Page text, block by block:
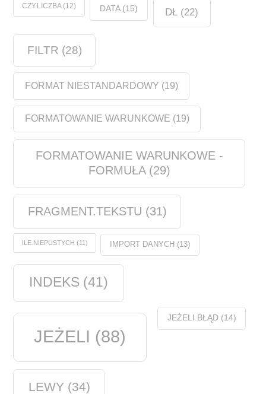
CZY.LICZBA(12) DATA(15) DŁ (22)
FILTR (28)
FORMAT NIESTANDARDOWY (19)
FORMATOWANIE WARUNKOWE (19)
FORMATOWANIE WARUNKOWE -
FORMUŁA(29)
FRAGMENT.TEKSTU (31)
ILE.NIEPUSTYCH (11) IMPORT DANYCH (13)
INDEKS (41)
JEŻELI (88)
JEŻELI.BŁĄD(14)
LEWY (34)